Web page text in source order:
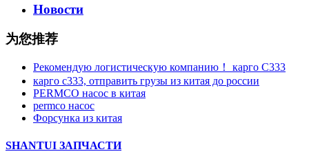
Новости
为您推荐
Рекомендую логистическую компанию！ карго C333
карго с333, отправить грузы из китая до россии
PERMCO насос в китая
permco насос
Форсунка из китая
SHANTUI ЗАПЧАСТИ